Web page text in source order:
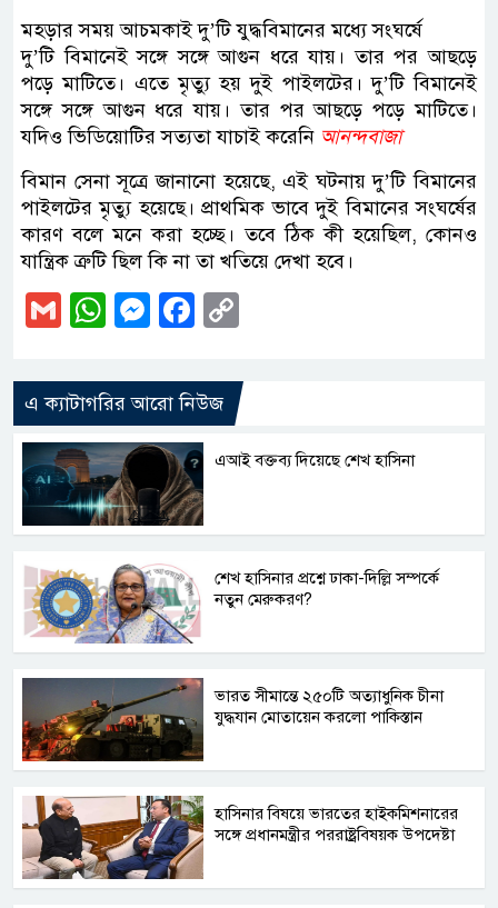
মহড়ার সময় আচমকাই দু’টি যুদ্ধবিমানের মধ্যে সংঘর্ষে
দু’টি বিমানেই সঙ্গে সঙ্গে আগুন ধরে যায়। তার পর আছড়ে
পড়ে মাটিতে। এতে মৃত্যু হয় দুই পাইলটের। দু’টি বিমানেই
সঙ্গে সঙ্গে আগুন ধরে যায়। তার পর আছড়ে পড়ে মাটিতে।
যদিও ভিডিয়োটির সত্যতা যাচাই করেনি আনন্দবাজা
বিমান সেনা সূত্রে জানানো হয়েছে, এই ঘটনায় দু’টি বিমানের
পাইলটের মৃত্যু হয়েছে। প্রাথমিক ভাবে দুই বিমানের সংঘর্ষের
কারণ বলে মনে করা হচ্ছে। তবে ঠিক কী হয়েছিল, কোনও
যান্ত্রিক ত্রুটি ছিল কি না তা খতিয়ে দেখা হবে।
GmailWhatsApp
Messenger
Facebook
এ ক্যাটাগরির আরো নিউজ
এআই বক্তব্য দিয়েছে শেখ হাসিনা
শেখ হাসিনার প্রশ্নে ঢাকা-দিল্লি সম্পর্কে
নতুন মেরুকরণ?
ভারত সীমান্তে ২৫০টি অত্যাধুনিক চীনা
যুদ্ধযান মোতায়েন করলো পাকিস্তান
হাসিনার বিষয়ে ভারতের হাইকমিশনারের
সঙ্গে প্রধানমন্ত্রীর পররাষ্ট্রবিষয়ক উপদেষ্টা